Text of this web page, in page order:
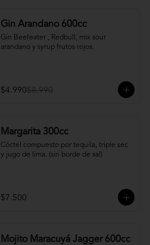
Gin Arandano 600cc
Gin Beefeater , Redbull, mix sour
arandano y syrup frutos rojos.
$4.990$8.990
Margarita 300cc
Cóctel compuesto por tequila, triple sec
y jugo de lima. (sin borde de sal)
$7.500
Mojito Maracuyá Jagger 600cc